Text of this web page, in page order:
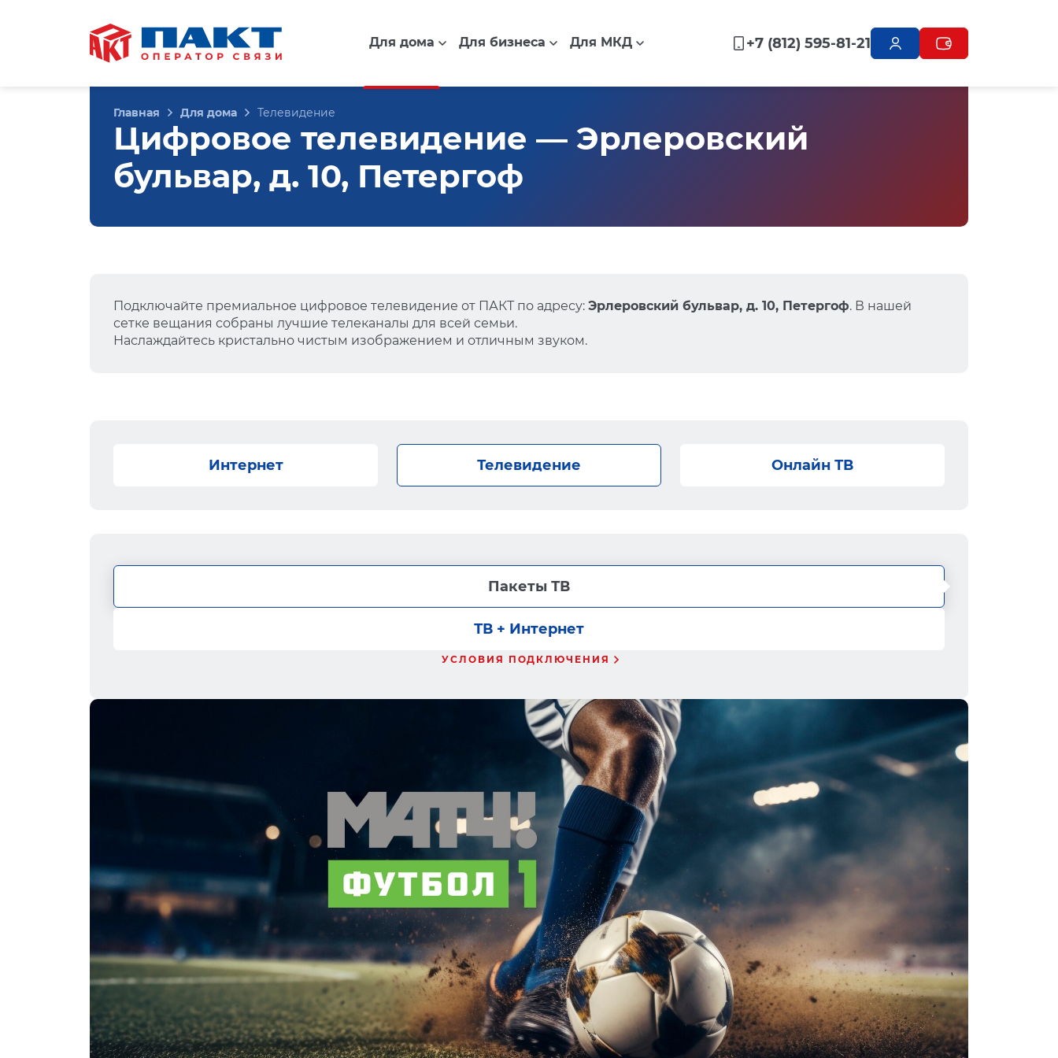
Для дома Для бизнеса Для МКД +7 (812) 595-81-21
Главная Для дома Телевидение
Цифровое телевидение — Эрлеровский
бульвар, д. 10, Петергоф
Подключайте премиальное цифровое телевидение от ПАКТ по адресу: Эрлеровский бульвар, д. 10, Петергоф. В нашей
сетке вещания собраны лучшие телеканалы для всей семьи.
Наслаждайтесь кристально чистым изображением и отличным звуком.
Интернет Телевидение Онлайн ТВ
Пакеты ТВ
ТВ + Интернет
УСЛОВИЯ ПОДКЛЮЧЕНИЯ